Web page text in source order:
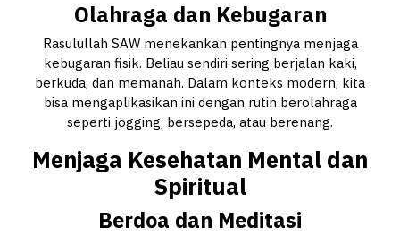
Olahraga dan Kebugaran
Rasulullah SAW menekankan pentingnya menjaga
kebugaran fisik. Beliau sendiri sering berjalan kaki,
berkuda, dan memanah. Dalam konteks modern, kita
bisa mengaplikasikan ini dengan rutin berolahraga
seperti jogging, bersepeda, atau berenang.
Menjaga Kesehatan Mental dan
Spiritual
Berdoa dan Meditasi